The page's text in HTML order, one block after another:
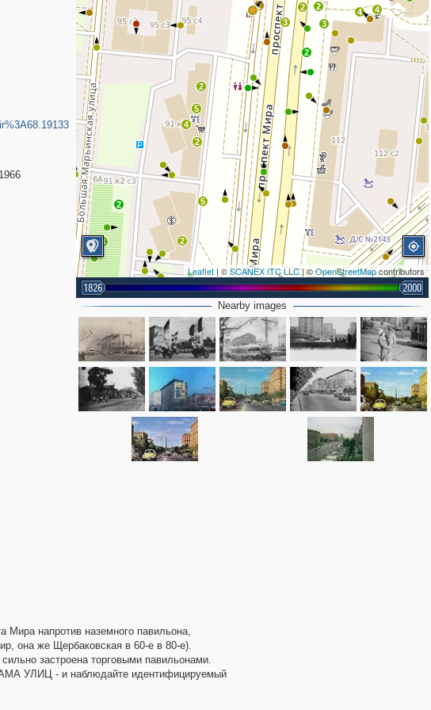
2
2
3
3
2 2
4 4
2
2
2
3
3
2
2
5
2
4
5
Leaflet| ©SCANEX ITC LLC| ©OpenStreetMapcontributors
1826 2000
Nearby images
Мира напротив наземного павильона,
она же Щербаковская в 60-е в 80-е).
застроена торговыми павильонами.
УЛИЦ - и наблюдайте идентифицируемый